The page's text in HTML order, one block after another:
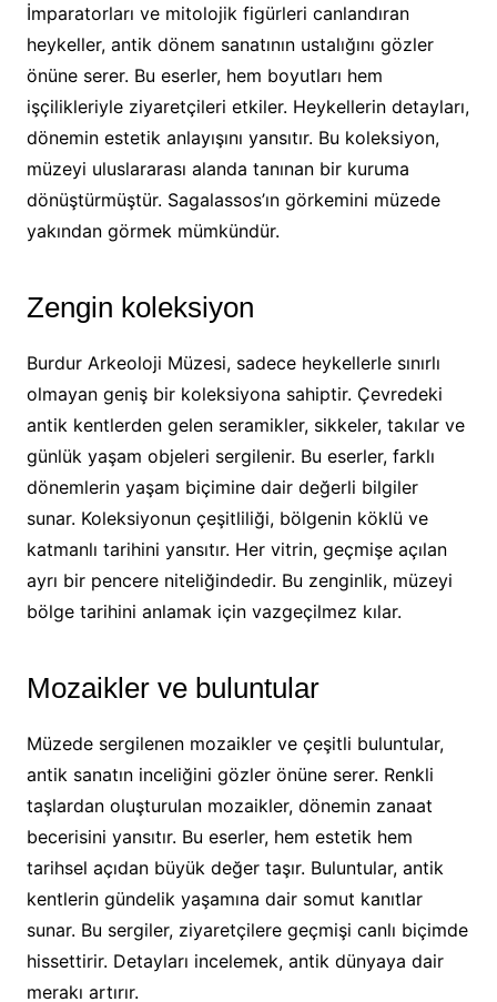
İmparatorları ve mitolojik figürleri canlandıran
heykeller, antik dönem sanatının ustalığını gözler
önüne serer. Bu eserler, hem boyutları hem
işçilikleriyle ziyaretçileri etkiler. Heykellerin detayları,
dönemin estetik anlayışını yansıtır. Bu koleksiyon,
müzeyi uluslararası alanda tanınan bir kuruma
dönüştürmüştür. Sagalassos’ın görkemini müzede
yakından görmek mümkündür.
Zengin koleksiyon
Burdur Arkeoloji Müzesi, sadece heykellerle sınırlı
olmayan geniş bir koleksiyona sahiptir. Çevredeki
antik kentlerden gelen seramikler, sikkeler, takılar ve
günlük yaşam objeleri sergilenir. Bu eserler, farklı
dönemlerin yaşam biçimine dair değerli bilgiler
sunar. Koleksiyonun çeşitliliği, bölgenin köklü ve
katmanlı tarihini yansıtır. Her vitrin, geçmişe açılan
ayrı bir pencere niteliğindedir. Bu zenginlik, müzeyi
bölge tarihini anlamak için vazgeçilmez kılar.
Mozaikler ve buluntular
Müzede sergilenen mozaikler ve çeşitli buluntular,
antik sanatın inceliğini gözler önüne serer. Renkli
taşlardan oluşturulan mozaikler, dönemin zanaat
becerisini yansıtır. Bu eserler, hem estetik hem
tarihsel açıdan büyük değer taşır. Buluntular, antik
kentlerin gündelik yaşamına dair somut kanıtlar
sunar. Bu sergiler, ziyaretçilere geçmişi canlı biçimde
hissettirir. Detayları incelemek, antik dünyaya dair
merakı artırır.